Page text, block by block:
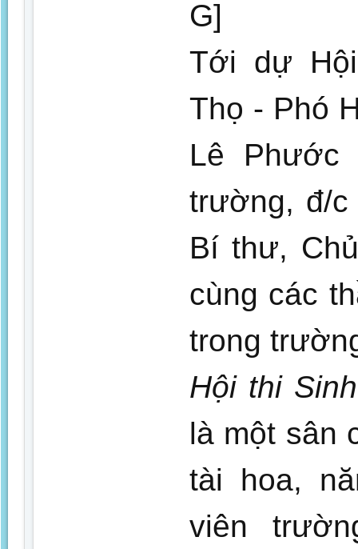
Tới dự
Thọ - Phó
Lê
trường, đ/c
Bí thư,
cùng các
trong
Hội thi
là một sân
tài hoa,
viên